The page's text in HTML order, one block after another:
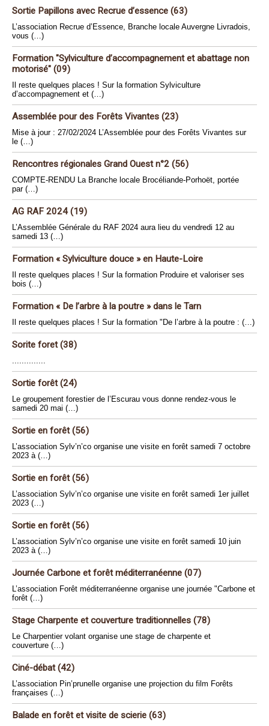
Sortie Papillons avec Recrue d’essence (63)
L’association Recrue d’Essence, Branche locale Auvergne Livradois,
vous (…)
Formation "Sylviculture d’accompagnement et abattage non
motorisé" (09)
Il reste quelques places ! Sur la formation Sylviculture
d’accompagnement et (…)
Assemblée pour des Forêts Vivantes (23)
Mise à jour : 27/02/2024 L’Assemblée pour des Forêts Vivantes sur
le (…)
Rencontres régionales Grand Ouest n°2 (56)
COMPTE-RENDU La Branche locale Brocéliande-Porhoët, portée
par (…)
AG RAF 2024 (19)
L’Assemblée Générale du RAF 2024 aura lieu du vendredi 12 au
samedi 13 (…)
Formation « Sylviculture douce » en Haute-Loire
Il reste quelques places ! Sur la formation Produire et valoriser ses
bois (…)
Formation « De l’arbre à la poutre » dans le Tarn
Il reste quelques places ! Sur la formation "De l’arbre à la poutre : (…)
Sorite foret (38)
..............
Sortie forêt (24)
Le groupement forestier de l’Escurau vous donne rendez-vous le
samedi 20 mai (…)
Sortie en forêt (56)
L’association Sylv’n’co organise une visite en forêt samedi 7 octobre
2023 à (…)
Sortie en forêt (56)
L’association Sylv’n’co organise une visite en forêt samedi 1er juillet
2023 (…)
Sortie en forêt (56)
L’association Sylv’n’co organise une visite en forêt samedi 10 juin
2023 à (…)
Journée Carbone et forêt méditerranéenne (07)
L’association Forêt méditerranéenne organise une journée "Carbone et
forêt (…)
Stage Charpente et couverture traditionnelles (78)
Le Charpentier volant organise une stage de charpente et
couverture (…)
Ciné-débat (42)
L’association Pin’prunelle organise une projection du film Forêts
françaises (…)
Balade en forêt et visite de scierie (63)